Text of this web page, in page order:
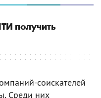
получить
соискателей
Среди них